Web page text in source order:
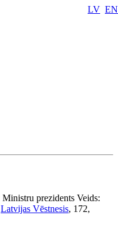
LV EN
Ministru prezidents Veids:
Latvijas Vēstnesis, 172,